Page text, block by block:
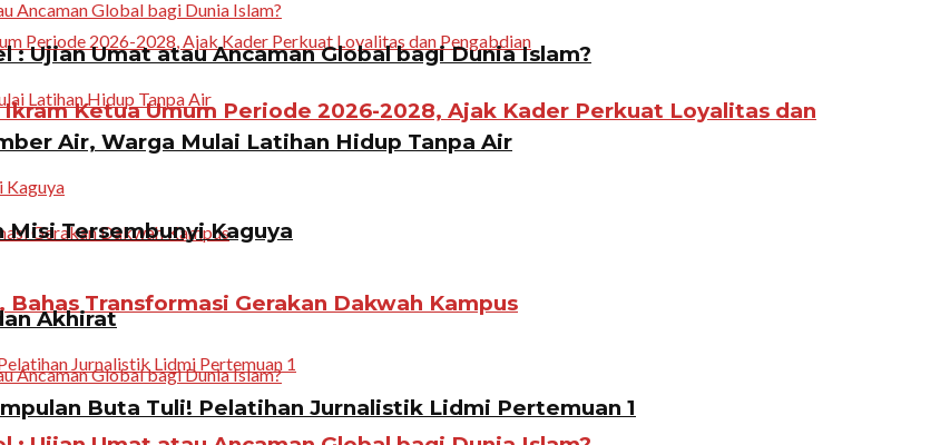
Ketua Umum Periode 2026-2028, Ajak Kader Perkuat Loyalitas dan
Transformasi Gerakan Dakwah Kampus
Ujian Umat atau Ancaman Global bagi Dunia Islam?
Air, Warga Mulai Latihan Hidup Tanpa Air
Tersembunyi Kaguya
Akhirat
Buta Tuli! Pelatihan Jurnalistik Lidmi Pertemuan 1